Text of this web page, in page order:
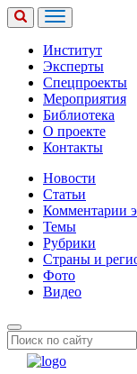
Институт
Эксперты
Спецпроекты
Мероприятия
Библиотека
О проекте
Контакты
Новости
Статьи
Комментарии
Темы
Рубрики
Страны и
Фото
Видео